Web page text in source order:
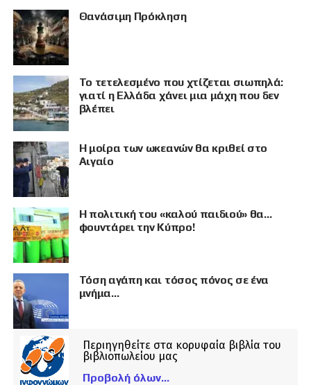
Θανάσιμη Πρόκληση
Το τετελεσμένο που χτίζεται σιωπηλά:
γιατί η Ελλάδα χάνει μια μάχη που δεν
βλέπει
Η μοίρα των ωκεανών θα κριθεί στο
Αιγαίο
Η πολιτική του «καλού παιδιού» θα…
φουντάρει την Κύπρο!
Τόση αγάπη και τόσος πόνος σε ένα
μνήμα…
Περιηγηθείτε στα κορυφαία βιβλία του
βιβλιοπωλείου μας
Προβολή όλων